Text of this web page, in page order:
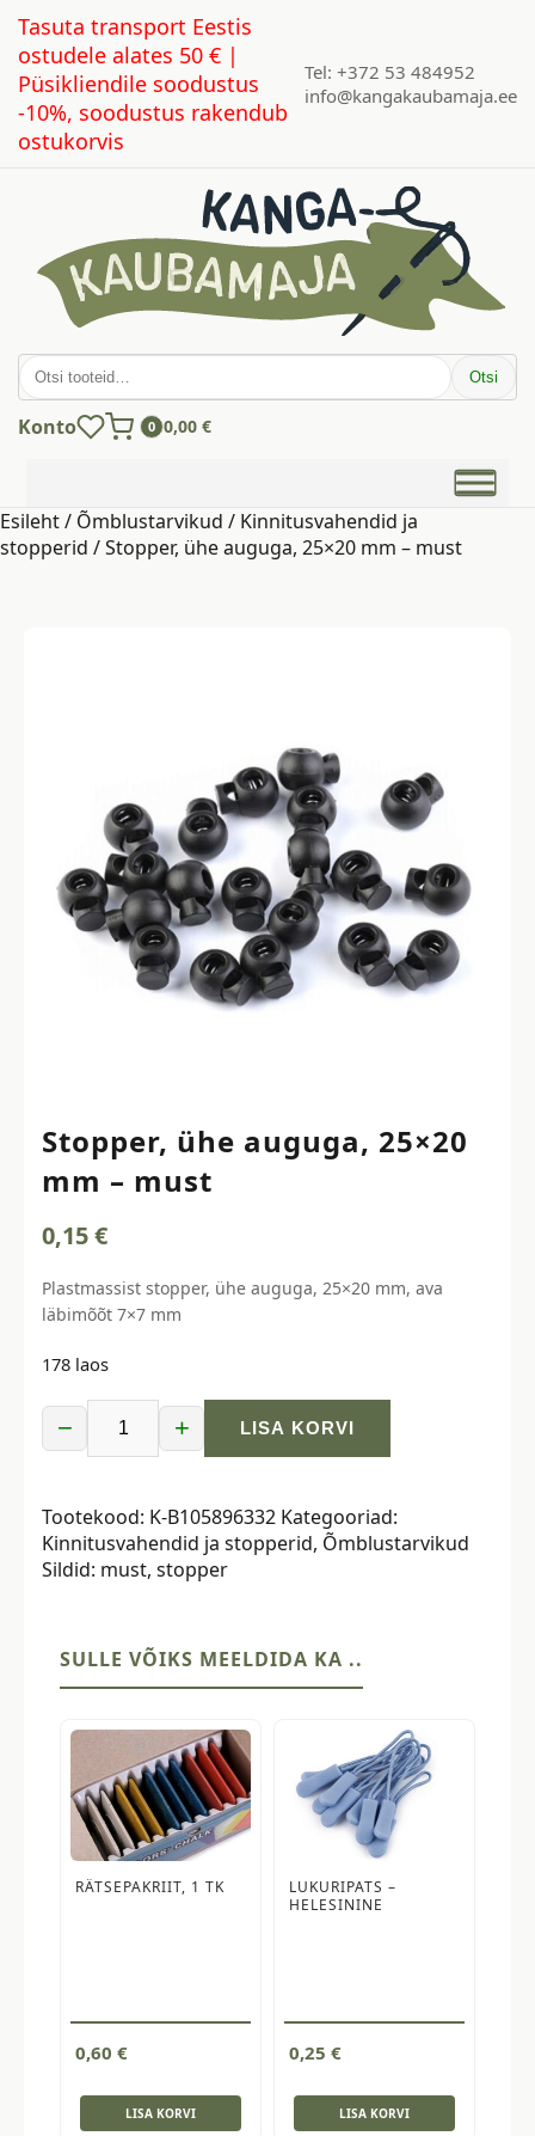
Tasuta transport Eestis
ostudele alates 50 € |
Püsikliendile soodustus
-10%, soodustus rakendub
ostukorvis
Tel: +372 53 484952
info@kangakaubamaja.ee
Otsi: Otsi
Konto 0 0,00 €
Esileht/ Õmblustarvikud / Kinnitusvahendid ja
stopperid / Stopper, ühe auguga, 25×20 mm – must
Stopper, ühe auguga, 25×20
mm – must
0,15€
Plastmassist stopper, ühe auguga, 25×20 mm, ava
läbimõõt 7×7 mm
178 laos
−
25x20
mm
-
+ LISA KORVI
Tootekood: K-B105896332 Kategooriad:
Kinnitusvahendid ja stopperid, Õmblustarvikud
Sildid: must, stopper
SULLE VÕIKS MEELDIDA KA ..
RÄTSEPAKRIIT, 1 TK
0,60 €
LISA KORVI
LUKURIPATS –
HELESININE
0,25 €
LISA KORVI